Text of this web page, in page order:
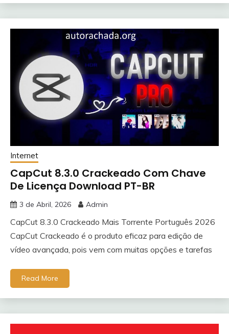
Internet
CapCut 8.3.0 Crackeado Com Chave
De Licença Download PT-BR
3 de Abril, 2026 Admin
CapCut 8.3.0 Crackeado Mais Torrente Português 2026
CapCut Crackeado é o produto eficaz para edição de
vídeo avançada, pois vem com muitas opções e tarefas
Read More